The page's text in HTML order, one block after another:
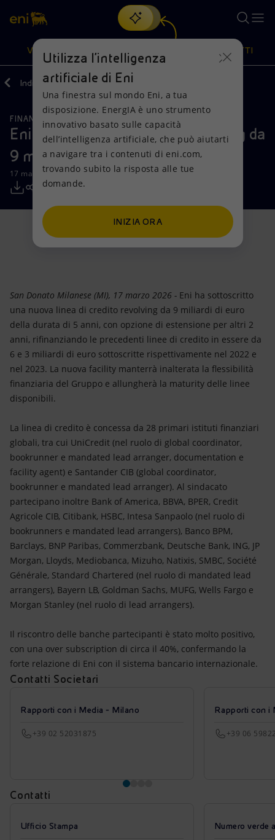
Cerca
scopri EnergIA, la nostra nuova soluzione di intelligenza
artificiale.
VISIONE
Visione
Mission e valori
Persone e Partnership
Net Zero
Modello satellitare
Innovazione
Scenari energetici
Azioni
Diversificazione energetica
Tecnologie per la transizione
Collaborazioni per l'innovazione
Attività nel mondo
PRODOTTI
Prodotti
Casa
Imprese
Mobilità
Indietro Media Comunicati Stampa
FINANZA, STRATEGIA E REPORT
Eni: nuova linea di credito revolving da
9 miliardi di euro
17 marzo 2026 - 11:19 CET
San Donato Milanese (MI), 17 marzo 2026 - Eni ha sottoscritto
una nuova linea di credito revolving da 9 miliardi di euro
della durata di 5 anni, con opzione di estensione per altri 2
anni, rifinanziando le precedenti linee di credito in essere da
6 e 3 miliardi di euro sottoscritte rispettivamente nel 2022 e
nel 2023. La nuova facility manterrà inalterata la flessibilità
finanziaria del Gruppo e allungherà la maturity delle linee
disponibili.
La linea di credito è concessa da 28 primari istituti finanziari
globali, tra cui UniCredit (nel ruolo di global coordinator,
bookrunner e mandated lead arranger, documentation e
facility agent) e Santander CIB (global coordinator,
bookrunner e mandated lead arranger). Al sindacato
partecipano inoltre Bank of America, BBVA, BPER, Credit
Agricole CIB, Citibank, HSBC, Intesa Sanpaolo (nel ruolo di
bookrunners e mandated lead arrangers), Banco BPM,
Barclays, BNP Paribas, Commerzbank, Deutsche Bank, ING, JP
Morgan, Lloyds, Mediobanca, Mizuho, Natixis, SMBC, Société
Générale, Standard Chartered (nel ruolo di mandated lead
arrangers), Bayern LB, Goldman Sachs, MUFG, Wells Fargo e
Morgan Stanley (nel ruolo di lead arrangers).
Il riscontro delle banche partecipanti è stato molto positivo,
con una over subscription di circa il 40%, confermando la
forte relazione di Eni con il sistema bancario internazionale.
Contatti Societari
Rapporti con i Media - Milano
+39 02 52031875
Rapporti con i
+39 06
Contatti
Ufficio Stampa Numero verde
Utilizza l'intelligenza
artificiale di Eni
Una finestra sul mondo Eni, a tua
disposizione. EnergIA è uno strumento
innovativo basato sulle capacità
dell’intelligenza artificiale, che può aiutarti
a navigare tra i contenuti di eni.com,
trovando subito la risposta alle tue
domande.
INIZIA ORA